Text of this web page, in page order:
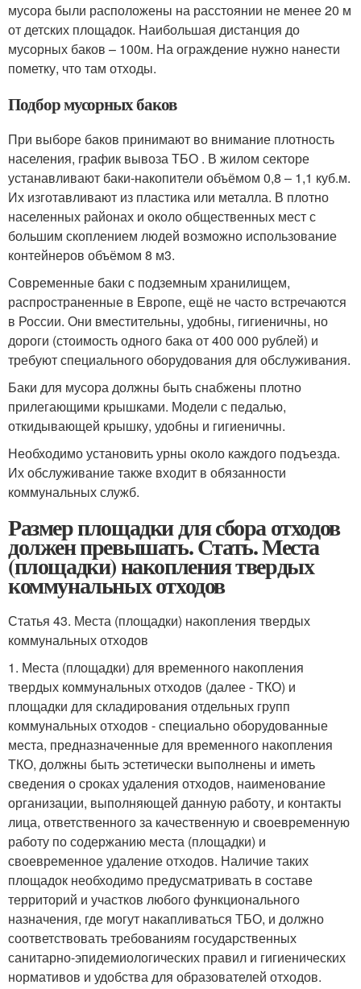
мусора были расположены на расстоянии не менее 20 м
от детских площадок. Наибольшая дистанция до
мусорных баков – 100м. На ограждение нужно нанести
пометку, что там отходы.
Подбор мусорных баков
При выборе баков принимают во внимание плотность
населения, график вывоза ТБО . В жилом секторе
устанавливают баки-накопители объёмом 0,8 – 1,1 куб.м.
Их изготавливают из пластика или металла. В плотно
населенных районах и около общественных мест с
большим скоплением людей возможно использование
контейнеров объёмом 8 м3.
Современные баки с подземным хранилищем,
распространенные в Европе, ещё не часто встречаются
в России. Они вместительны, удобны, гигиеничны, но
дороги (стоимость одного бака от 400 000 рублей) и
требуют специального оборудования для обслуживания.
Баки для мусора должны быть снабжены плотно
прилегающими крышками. Модели с педалью,
откидывающей крышку, удобны и гигиеничны.
Необходимо установить урны около каждого подъезда.
Их обслуживание также входит в обязанности
коммунальных служб.
Размер площадки для сбора отходов
должен превышать. Стать. Места
(площадки) накопления твердых
коммунальных отходов
Статья 43. Места (площадки) накопления твердых
коммунальных отходов
1. Места (площадки) для временного накопления
твердых коммунальных отходов (далее - ТКО) и
площадки для складирования отдельных групп
коммунальных отходов - специально оборудованные
места, предназначенные для временного накопления
ТКО, должны быть эстетически выполнены и иметь
сведения о сроках удаления отходов, наименование
организации, выполняющей данную работу, и контакты
лица, ответственного за качественную и своевременную
работу по содержанию места (площадки) и
своевременное удаление отходов. Наличие таких
площадок необходимо предусматривать в составе
территорий и участков любого функционального
назначения, где могут накапливаться ТБО, и должно
соответствовать требованиям государственных
санитарно-эпидемиологических правил и гигиенических
нормативов и удобства для образователей отходов.